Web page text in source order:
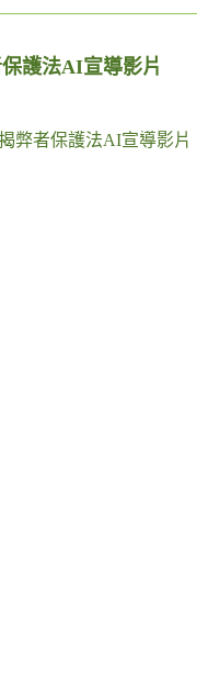
護法AI宣導影片
弊者保護法AI宣導影片